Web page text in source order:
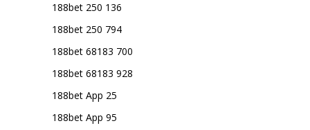
188bet 250 136
188bet 250 794
188bet 68183 700
188bet 68183 928
188bet App 25
188bet App 95